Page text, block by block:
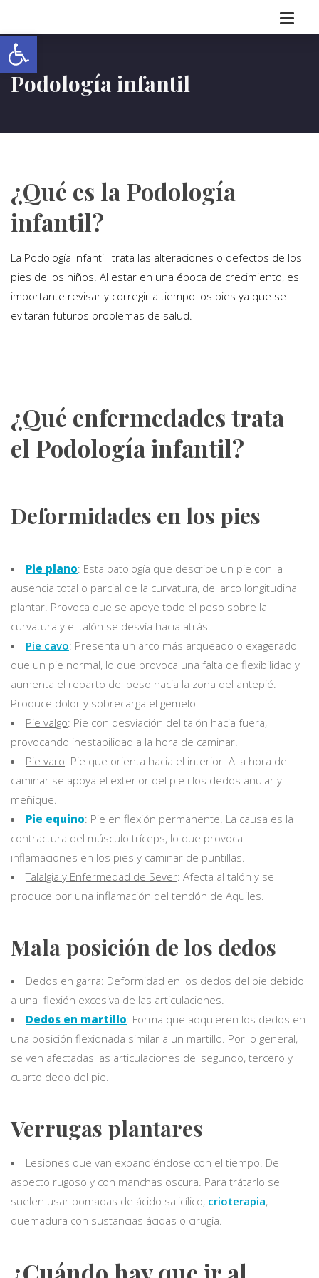
Abrir barra de herramientas
Podología infantil
¿Qué es la Podología
infantil?
La Podología Infantil trata las alteraciones o defectos de los
pies de los niños. Al estar en una época de crecimiento, es
importante revisar y corregir a tiempo los pies ya que se
evitarán futuros problemas de salud.
¿Qué enfermedades trata
el Podología infantil?
Deformidades en los pies
Pie plano: Esta patología que describe un pie con la
ausencia total o parcial de la curvatura, del arco longitudinal
plantar. Provoca que se apoye todo el peso sobre la
curvatura y el talón se desvía hacia atrás.
Pie cavo: Presenta un arco más arqueado o exagerado
que un pie normal, lo que provoca una falta de flexibilidad y
aumenta el reparto del peso hacia la zona del antepié.
Produce dolor y sobrecarga el gemelo.
Pie valgo: Pie con desviación del talón hacia fuera,
provocando inestabilidad a la hora de caminar.
Pie varo: Pie que orienta hacia el interior. A la hora de
caminar se apoya el exterior del pie i los dedos anular y
meñique.
Pie equino: Pie en flexión permanente. La causa es la
contractura del músculo tríceps, lo que provoca
inflamaciones en los pies y caminar de puntillas.
Talalgia y Enfermedad de Sever: Afecta al talón y se
produce por una inflamación del tendón de Aquiles.
Mala posición de los dedos
Dedos en garra: Deformidad en los dedos del pie debido
a una flexión excesiva de las articulaciones.
Dedos en martillo: Forma que adquieren los dedos en
una posición flexionada similar a un martillo. Por lo general,
se ven afectadas las articulaciones del segundo, tercero y
cuarto dedo del pie.
Verrugas plantares
Lesiones que van expandiéndose con el tiempo. De
aspecto rugoso y con manchas oscura. Para trátarlo se
suelen usar pomadas de ácido salicílico, crioterapia,
quemadura con sustancias ácidas o cirugía.